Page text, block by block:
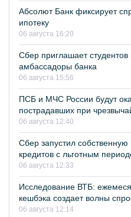
Абсолют Банк фиксирует
ипотеку
06 августа 16:20
Сбер приглашает студентов
амбассадоры банка
06 августа 15:56
ПСБ и МЧС России будут
пострадавших при
06 августа 12:40
Сбер запустил
кредитов с льготным
06 августа 12:33
Исследование ВТБ:
кешбэка создает волны
06 августа 12:14